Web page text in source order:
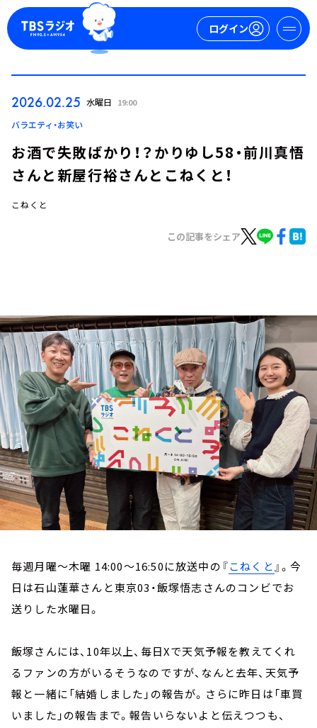
ログイン
ログイン
お知らせ
イベント・グッズ
YouTube
会社情報
2026.02.25 水曜日 19:00
バラエティ・お笑い
お酒で失敗ばかり！？かりゆし58・前川真悟
さんと新屋行裕さんとこねくと！
こねくと
この記事をシェア
毎週月曜～木曜 14:00～16:50に放送中の『こねくと』。今
日は石山蓮華さんと東京03・飯塚悟志さんのコンビでお
送りした水曜日。
飯塚さんには、10年以上、毎日Xで天気予報を教えてくれ
るファンの方がいるそうなのですが、なんと去年、天気予
報と一緒に「結婚しました」の報告が。さらに昨日は「車買
いました」の報告まで。報告いらないよと伝えつつも、